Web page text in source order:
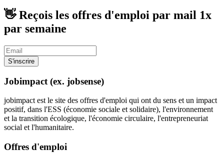
👋 Reçois les offres d'emploi par mail 1x
par semaine
S'inscrire
Jobimpact (ex. jobsense)
jobimpact est le site des offres d'emploi qui ont du sens et un impact
positif, dans l'ESS (économie sociale et solidaire), l'environnement
et la transition écologique, l'économie circulaire, l'entrepreneuriat
social et l'humanitaire.
Offres d'emploi